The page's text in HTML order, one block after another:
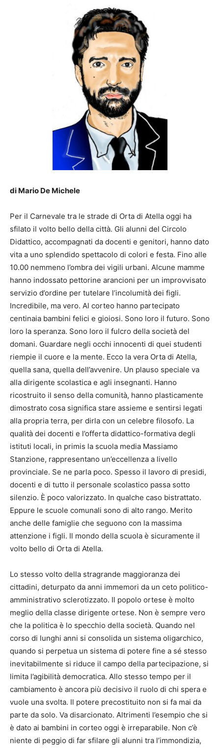
di Mario De Michele
Per il Carnevale tra le strade di Orta di Atella oggi ha
sfilato il volto bello della città. Gli alunni del Circolo
Didattico, accompagnati da docenti e genitori, hanno dato
vita a uno splendido spettacolo di colori e festa. Fino alle
10.00 nemmeno l’ombra dei vigili urbani. Alcune mamme
hanno indossato pettorine arancioni per un improvvisato
servizio d’ordine per tutelare l’incolumità dei figli.
Incredibile, ma vero. Al corteo hanno partecipato
centinaia bambini felici e gioiosi. Sono loro il futuro. Sono
loro la speranza. Sono loro il fulcro della società del
domani. Guardare negli occhi innocenti di quei studenti
riempie il cuore e la mente. Ecco la vera Orta di Atella,
quella sana, quella dell’avvenire. Un plauso speciale va
alla dirigente scolastica e agli insegnanti. Hanno
ricostruito il senso della comunità, hanno plasticamente
dimostrato cosa significa stare assieme e sentirsi legati
alla propria terra, per dirla con un celebre filosofo. La
qualità dei docenti e l’offerta didattico-formativa degli
istituti locali, in primis la scuola media Massiamo
Stanzione, rappresentano un’eccellenza a livello
provinciale. Se ne parla poco. Spesso il lavoro di presidi,
docenti e di tutto il personale scolastico passa sotto
silenzio. È poco valorizzato. In qualche caso bistrattato.
Eppure le scuole comunali sono di alto rango. Merito
anche delle famiglie che seguono con la massima
attenzione i figli. Il mondo della scuola è sicuramente il
volto bello di Orta di Atella.
Lo stesso volto della stragrande maggioranza dei
cittadini, deturpato da anni immemori da un ceto politico-
amministrativo sclerotizzato. Il popolo ortese è molto
meglio della classe dirigente ortese. Non è sempre vero
che la politica è lo specchio della società. Quando nel
corso di lunghi anni si consolida un sistema oligarchico,
quando si perpetua un sistema di potere fine a sé stesso
inevitabilmente si riduce il campo della partecipazione, si
limita l’agibilità democratica. Allo stesso tempo per il
cambiamento è ancora più decisivo il ruolo di chi spera e
vuole una svolta. Il potere precostituito non si fa mai da
parte da solo. Va disarcionato. Altrimenti l’esempio che si
è dato ai bambini in corteo oggi è irreparabile. Non c’è
niente di peggio di far sfilare gli alunni tra l’immondizia,